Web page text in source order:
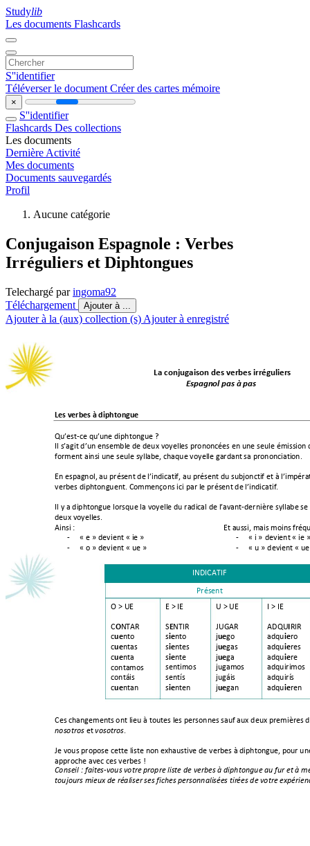
Studylib
Les documents Flashcards
S''identifier
Téléverser le document Créer des cartes mémoire
×
S''identifier
Flashcards Des collections
Les documents
Dernière Activité
Mes documents
Documents sauvegardés
Profil
Aucune catégorie
Conjugaison Espagnole : Verbes
Irréguliers et Diphtongues
Telechargé paringoma92
Téléchargement
Ajouter à ...
Ajouter à la (aux) collection (s) Ajouter à enregistré
La conjugaison des verbes irréguliers
Espagnol pas à pas
Les verbes à diphtongue
Qu’est-ce qu’une diphtongue ?
Il s’agit d’un ensemble de deux voyelles prononcées en une seule émission
forment ainsi une seule syllabe, chaque voyelle gardant sa prononciation.
En espagnol, au présent de l’indicatif, au présent du subjonctif et à
verbes diphtonguent. Commençons ici par le présent de l’indicatif.
Il y a diphtongue lorsque la voyelle du radical de l’avant-dernière syllabe
deux voyelles.
Ainsi :
-
« e » devient « ie »
-
« o » devient « ue »
Et aussi, mais moins
-
« i » devient « ie
-
« u » devient « ue
Ces changements ont lieu à toutes les personnes sauf aux deux premières
nosotros et vosotros.
Je vous propose cette liste non exhaustive de verbes à diphtongue, pour
approche avec ces verbes !
Conseil : faites-vous votre propre liste de verbes à diphtongue au fur et à
toujours mieux de réaliser ses fiches personnalisées tirées de votre
O > UE
CONTAR
cuento
cuentas
cuenta
contamos
contáis
cuentan
E > IE
SENTIR
siento
sientes
siente
sentimos
sentís
sienten
U > UE
JUGAR
juego
juegas
juega
jugamos
jugáis
juegan
INDICATIF
Présent
I > IE
ADQUIRIR
adquiero
adquieres
adquiere
adquirimos
adquirís
adquieren